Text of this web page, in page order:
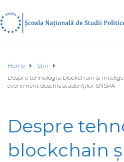
Home
Stiri
Despre tehnologia blockchain și
eveniment deschis studenților SNSPA
Despre
blockchain